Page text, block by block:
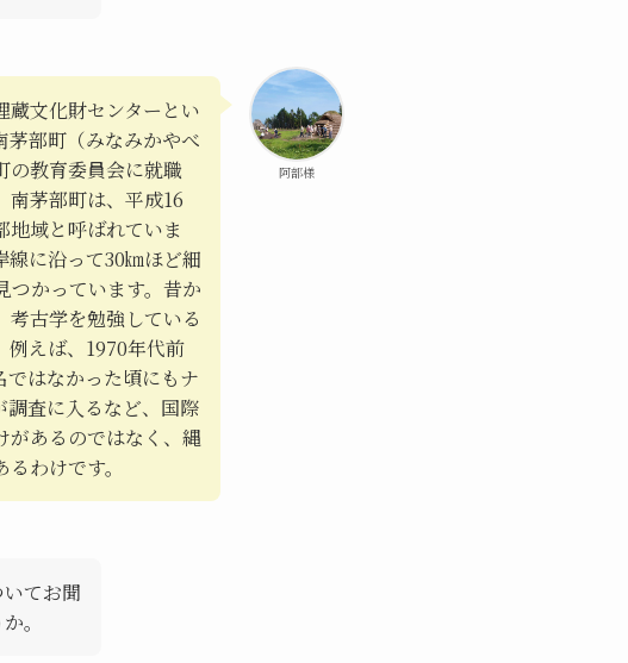
阿部様
蔵文化財センターとい
茅部町（みなみかやべ
の教育委員会に就職
南茅部町は、平成16
域と呼ばれていま
に沿って30㎞ほど細
つかっています。昔か
考古学を勉強している
例えば、1970年代前
はなかった頃にもナ
調査に入るなど、国際
があるのではなく、縄
わけです。
てお聞
。